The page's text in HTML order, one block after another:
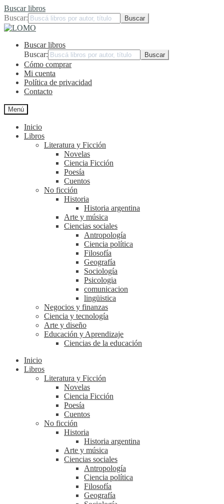
Buscar libros
Buscar:
Ir
navegación
Ir
contenidoBuscar libros
Buscar:
Cómo comprar
Mi cuenta
Política de privacidad
Contacto
Menú
Inicio
Libros
Literatura y Ficción
Novelas
Ciencia Ficción
Poesía
Cuentos
No ficción
Historia
Historia argentina
Arte y música
Ciencias sociales
Antropología
Ciencia política
Filosofía
Geografía
Sociología
Psicologia
comunicacion
lingüistica
Negocios y finanzas
Ciencia y tecnología
Arte y diseño
Educación y Aprendizaje
Ciencias de la educación
Inicio
Libros
Literatura y Ficción
Novelas
Ciencia Ficción
Poesía
Cuentos
No ficción
Historia
Historia argentina
Arte y música
Ciencias sociales
Antropología
Ciencia política
Filosofía
Geografía